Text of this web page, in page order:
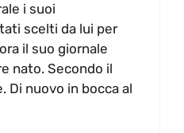
i suoi
scelti da lui per
il suo giornale
nato. Secondo il
Di nuovo in bocca al